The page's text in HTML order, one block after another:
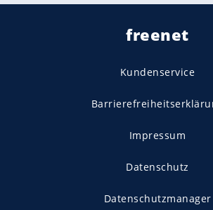
freenet
Kundenservice
Impressum
Datenschutz
Datenschutzmanager